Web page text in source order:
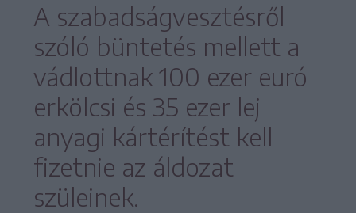
A szabadságvesztésről
szóló büntetés mellett a
vádlottnak 100 ezer euró
erkölcsi és 35 ezer lej
anyagi kártérítést kell
fizetnie az áldozat
szüleinek.